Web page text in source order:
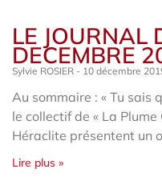
LE JOURNAL
DECEMBRE
Sylvie ROSIER 10 décembre
Au sommaire : « Tu sais
le collectif de « La
Héraclite présentent un
Lire plus »